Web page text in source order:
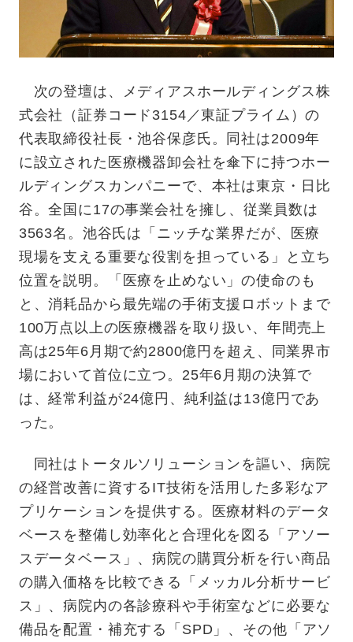
次の登壇は、メディアスホールディングス株
式会社（証券コード3154／東証プライム）の
代表取締役社長・池谷保彦氏。同社は2009年
に設立された医療機器卸会社を傘下に持つホー
ルディングスカンパニーで、本社は東京・日比
谷。全国に17の事業会社を擁し、従業員数は
3563名。池谷氏は「ニッチな業界だが、医療
現場を支える重要な役割を担っている」と立ち
位置を説明。「医療を止めない」の使命のも
と、消耗品から最先端の手術支援ロボットまで
100万点以上の医療機器を取り扱い、年間売上
高は25年6月期で約2800億円を超え、同業界市
場において首位に立つ。25年6月期の決算で
は、経常利益が24億円、純利益は13億円であ
った。
同社はトータルソリューションを謳い、病院
の経営改善に資するIT技術を活用した多彩なア
プリケーションを提供する。医療材料のデータ
ベースを整備し効率化と合理化を図る「アソー
スデータベース」、病院の購買分析を行い商品
の購入価格を比較できる「メッカル分析サービ
ス」、病院内の各診療科や手術室などに必要な
備品を配置・補充する「SPD」、その他「アソ